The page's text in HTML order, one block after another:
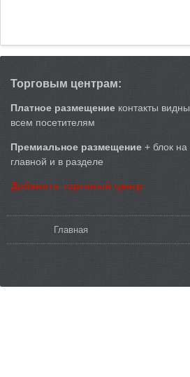
Торговым центрам:
Платное размещение контакты видны
всем посетителям
Премиальное размещение + блок на
главной и в разделе
Добавить торговый центр
Главная